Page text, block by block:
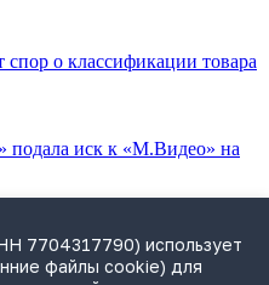
о классификации товара
подала иск к «М.Видео» на
систему управления
«Яндекса»
7704317790) использует
файлы cookie) для